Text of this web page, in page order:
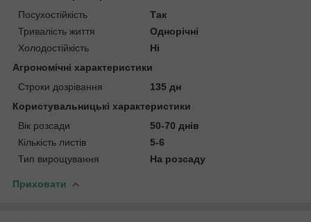
Посухостійкість
Так
Тривалість життя
Однорічні
Холодостійкість
Ні
Агрономічні характеристики
Строки дозрівання
135 дн
Користувальницькі характеристики
Вік розсади
50-70 днів
Кількість листів
5-6
Тип вирощування
На розсаду
Приховати